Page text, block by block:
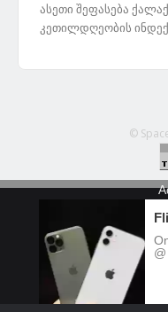
ასეთი შეფასება
კეთილდღეობის
©